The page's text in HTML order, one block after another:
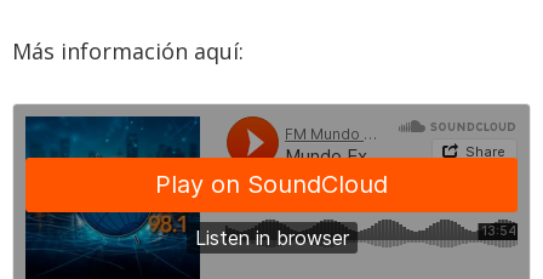
Más información aquí: